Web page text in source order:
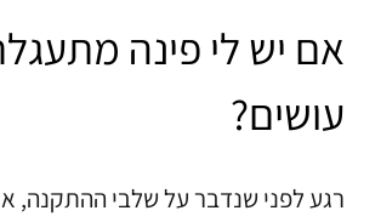
אם יש לי פינה
עושים?
רגע לפני שנדבר על שלבי ההתקנה,